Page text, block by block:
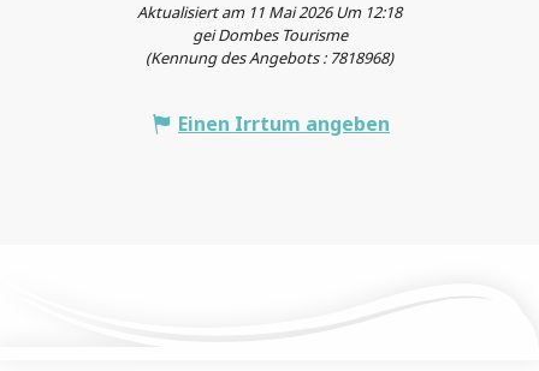
Aktualisiert am 11 Mai 2026 Um 12:18
gei Dombes Tourisme
(Kennung des Angebots : 7818968)
Einen Irrtum angeben